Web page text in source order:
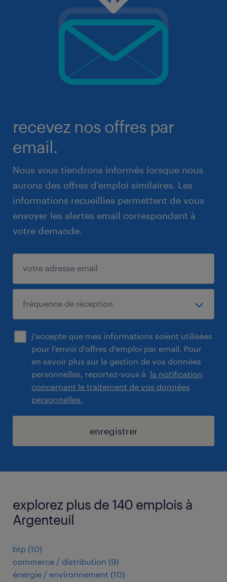
recevez nos offres par
email.
Nous vous tiendrons informés lorsque nous
aurons des offres d'emploi similaires. Les
informations recueillies permettent de vous
envoyer les alertes email correspondant à
votre demande.
j'accepte que mes informations soient utilisées
pour l'envoi d'offres d'emploi par email. Pour
en savoir plus sur la gestion de vos données
personnelles, reportez-vous à la notification
concernant le traitement de vos données
personnelles.
enregistrer
explorez plus de 140 emplois à
Argenteuil
btp (10)
commerce / distribution (9)
énergie / environnement (10)